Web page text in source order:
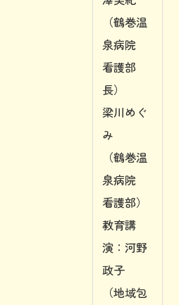
（鶴巻温
泉病院
看護部
長）
梁川めぐ
み
（鶴巻温
泉病院
看護部）
教育講
演：河野
政子
（地域包